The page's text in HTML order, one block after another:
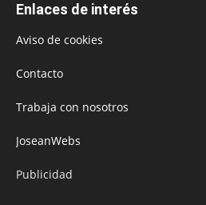
Enlaces de interés
Aviso de cookies
Contacto
Trabaja con nosotros
JoseanWebs
Publicidad